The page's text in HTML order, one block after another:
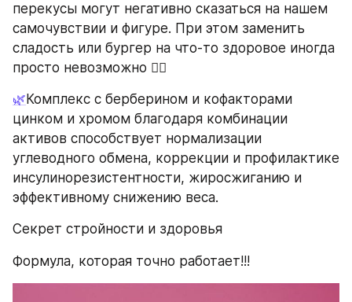
перекусы могут негативно сказаться на нашем
самочувствии и фигуре. При этом заменить
сладость или бургер на что-то здоровое иногда
просто невозможно 🤷‍♀
🌿 Комплекс с берберином и кофакторами
цинком и хромом благодаря комбинации
активов способствует нормализации
углеводного обмена, коррекции и профилактике
инсулинорезистентности, жиросжиганию и
эффективному снижению веса.
Секрет стройности и здоровья
Формула, которая точно работает!!!